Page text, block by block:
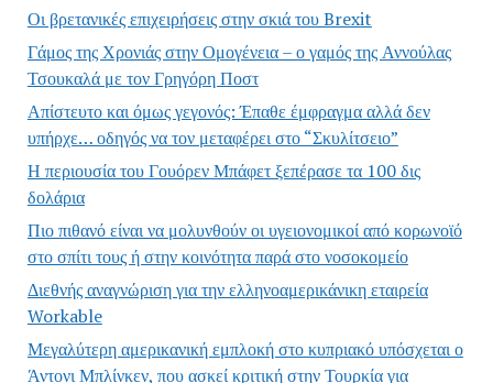
Οι βρετανικές επιχειρήσεις στην σκιά του Brexit
Γάμος της Χρονιάς στην Ομογένεια – ο γαμός της Αννούλας
Τσουκαλά με τον Γρηγόρη Ποστ
Απίστευτο και όμως γεγονός: Έπαθε έμφραγμα αλλά δεν
υπήρχε… οδηγός να τον μεταφέρει στο “Σκυλίτσειο”
Η περιουσία του Γουόρεν Μπάφετ ξεπέρασε τα 100 δις
δολάρια
Πιο πιθανό είναι να μολυνθούν οι υγειονομικοί από κορωνοϊό
στο σπίτι τους ή στην κοινότητα παρά στο νοσοκομείο
Διεθνής αναγνώριση για την ελληνοαμερικάνικη εταιρεία
Workable
Μεγαλύτερη αμερικανική εμπλοκή στο κυπριακό υπόσχεται ο
Άντονι Μπλίνκεν, που ασκεί κριτική στην Τουρκία για